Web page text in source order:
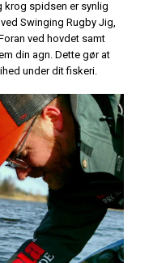
krog spidsen er synlig
Swinging Rugby Jig,
ved hovdet samt
din agn. Dette gør at
under dit fiskeri.